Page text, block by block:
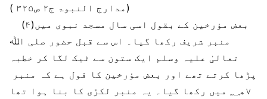
( مدارج النبوۃ ج۲ ص۳۲۵)
(۴)بعض مؤرخین کے بقول اسی سال مسجد نبوی میں
منبر شریف رکھا گیا۔ اس سے قبل حضور صلی اﷲ
تعالیٰ علیہ وسلم ایک ستون سے ٹیک لگا کر خطبہ
پڑھا کرتے تھے اور بعض مؤرخین کا قول ہے کہ منبر
۷ھ؁ میں رکھا گیا۔ یہ منبر لکڑی کا بنا ہوا تھا